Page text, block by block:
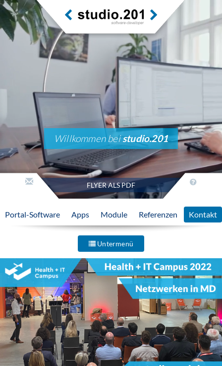
Willkommen beistudio.201
FLYER ALS PDF
Portal-Software Apps Module Referenzen Kontakt
Untermenü